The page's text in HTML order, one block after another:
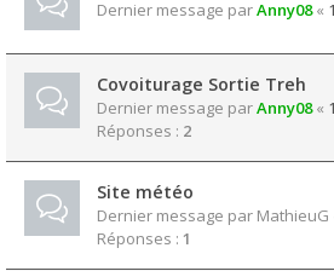
Dernier message parAnny08«
Covoiturage Sortie Treh
Dernier message parAnny08«
Réponses : 2
Site météo
Dernier message par MathieuG
Réponses : 1